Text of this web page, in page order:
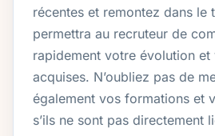
récentes et remontez dans le
permettra au recruteur de
rapidement votre évolution
acquises. N’oubliez pas de
également vos formations et
s’ils ne sont pas directement